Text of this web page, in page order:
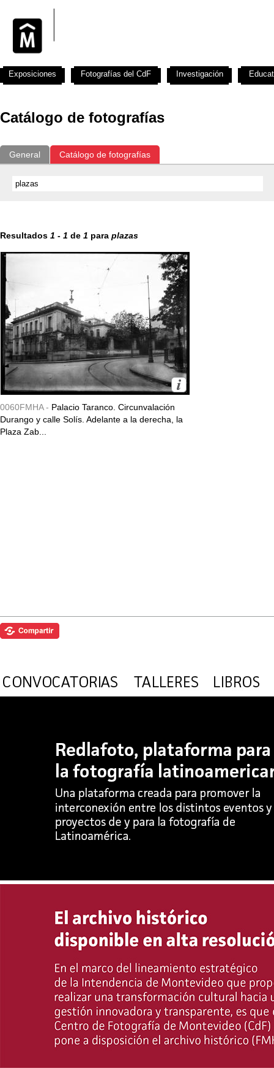
Catálogo de fotografías
General Catálogo de fotografías
Resultados 1 - 1 de 1 para plazas
0060FMHA - Palacio Taranco. Circunvalación
Durango y calle Solís. Adelante a la derecha, la
Plaza Zab...
Exposiciones Fotografías del CdF Investigación